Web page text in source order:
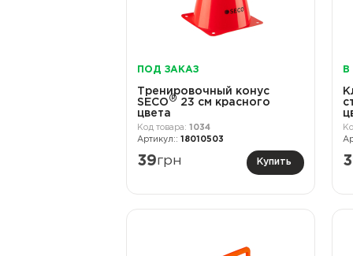
ПОД ЗАКАЗ
Тренировочный конус
SECO® 23 см красного
цвета
1034
18010503
39грн Купить
В